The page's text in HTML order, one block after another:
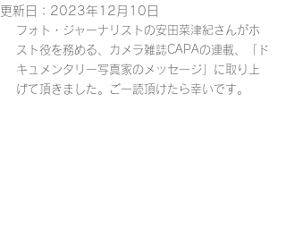
更新日： 2023年12月10日
フォト・ジャーナリストの安田菜津紀さんがホ
スト役を務める、カメラ雑誌CAPAの連載、「ド
キュメンタリー写真家のメッセージ」に取り上
げて頂きました。ご一読頂けたら幸いです。